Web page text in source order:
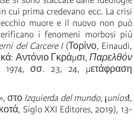
cui prima credevano ecc. La crisi
muore e il nuovo non può
i fenomeni morbosi piú
del Carcere I(Τορίνο, Einaudi,
Αντόνιο Γκράμσι, Παρελθόν
σσ. 23, 24, μετάφραση
στο Izquierda del mundo, ¡uníos!,
Siglo XXI Editores, 2019), 13-